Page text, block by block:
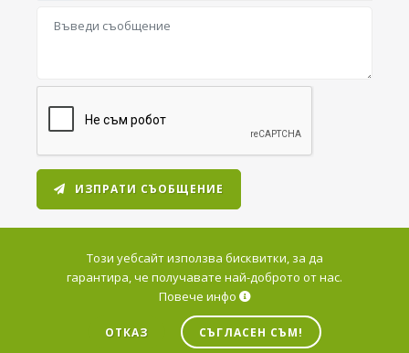
Този уебсайт използва бисквитки, за да
гарантира, че получавате най-доброто от нас.
Повече инфо
ОТКАЗ СЪГЛАСЕН СЪМ!
ИЗПРАТИ СЪОБЩЕНИЕ
© 2026 Варна Дейта Център. Всички права запазени.